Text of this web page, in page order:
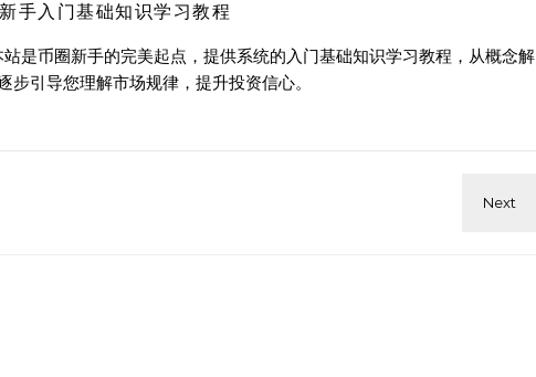
手入门基础知识学习教程
是币圈新手的完美起点，提供系统的入门基础知识学习教程，从概念解
步引导您理解市场规律，提升投资信心。